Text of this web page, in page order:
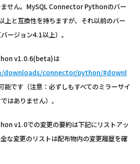
ません。MySQL Connector Pythonのバー
上と互換性を持ちますが、それ以前のバー
ージョン4.1以上）。
v1.0.6(beta)は
downloads/connector/python/#downl
能です（注意：必ずしもすべてのミラーサイ
はありません）。
v1.0での変更の要約は下記にリストアッ
な変更のリストは配布物内の変更履歴を確